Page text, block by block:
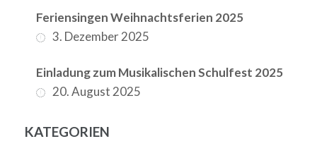
Feriensingen Weihnachtsferien 2025
3. Dezember 2025
Einladung zum Musikalischen Schulfest 2025
20. August 2025
KATEGORIEN